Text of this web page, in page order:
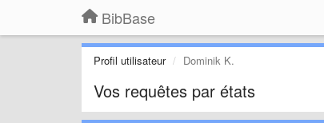
BibBase
Profil utilisateur Dominik K.
Vos requêtes par états